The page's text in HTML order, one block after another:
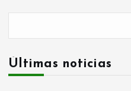
Últimas noticias